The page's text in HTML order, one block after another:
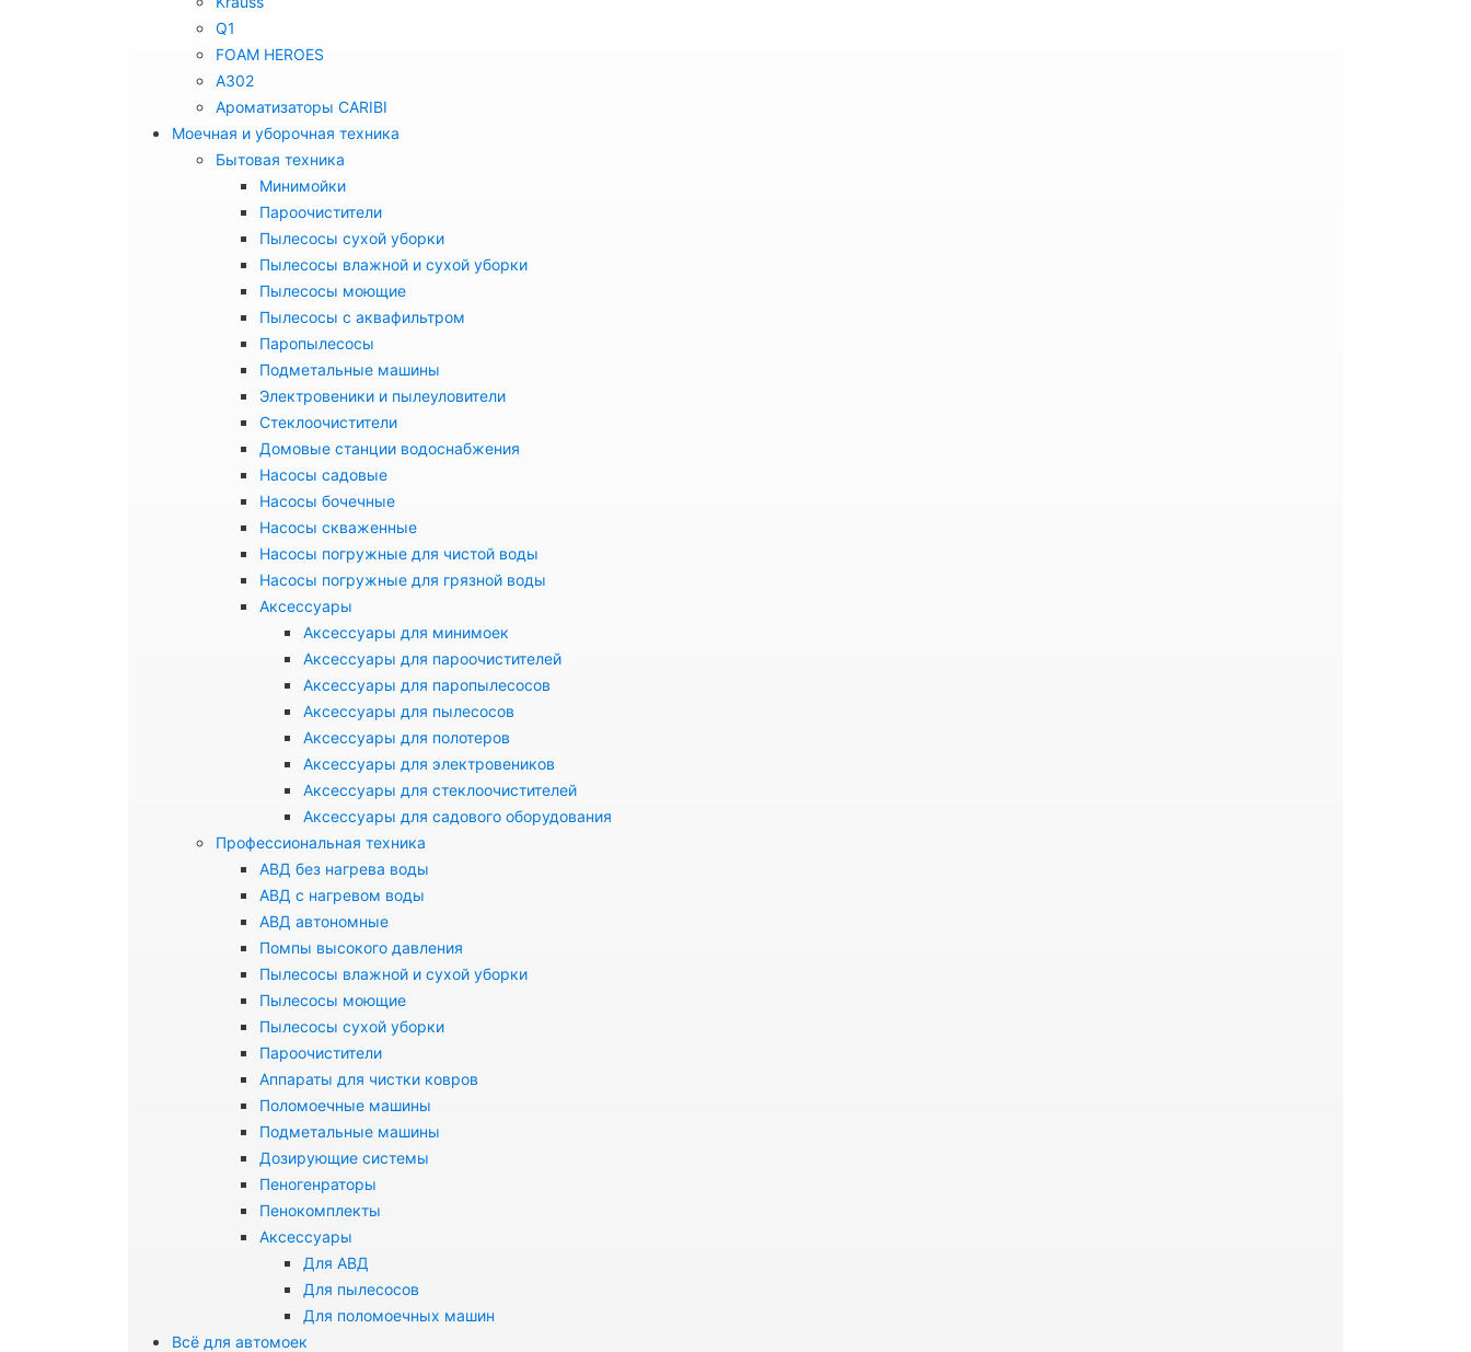
Q1
FOAM HEROES
A302
Ароматизаторы CARIBI
Моечная и уборочная техника
Бытовая техника
Минимойки
Пароочистители
Пылесосы сухой уборки
Пылесосы влажной и сухой уборки
Пылесосы моющие
Пылесосы с аквафильтром
Паропылесосы
Подметальные машины
Электровеники и пылеуловители
Стеклоочистители
Домовые станции водоснабжения
Насосы садовые
Насосы бочечные
Насосы скваженные
Насосы погружные для чистой воды
Насосы погружные для грязной воды
Аксессуары
Аксессуары для минимоек
Аксессуары для пароочистителей
Аксессуары для паропылесосов
Аксессуары для пылесосов
Аксессуары для полотеров
Аксессуары для электровеников
Аксессуары для стеклоочистителей
Аксессуары для садового оборудования
Профессиональная техника
АВД без нагрева воды
АВД с нагревом воды
АВД автономные
Помпы высокого давления
Пылесосы влажной и сухой уборки
Пылесосы моющие
Пылесосы сухой уборки
Пароочистители
Аппараты для чистки ковров
Поломоечные машины
Подметальные машины
Дозирующие системы
Пеногенраторы
Пенокомплекты
Аксессуары
Для АВД
Для пылесосов
Для поломоечных машин
Всё для автомоек